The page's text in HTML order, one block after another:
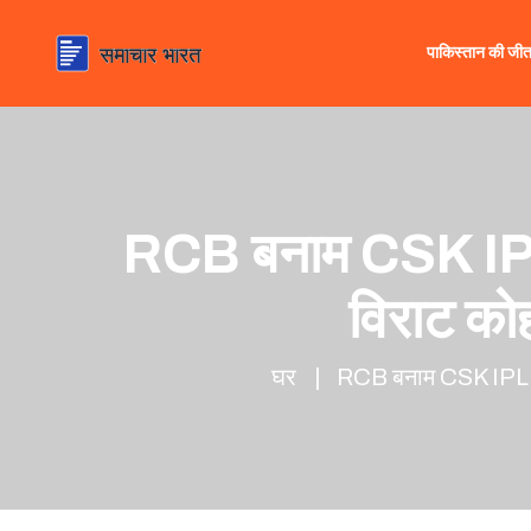
पाकिस्तान की जीत
RCB बनाम CSK
विराट
घर RCB बनाम CSK